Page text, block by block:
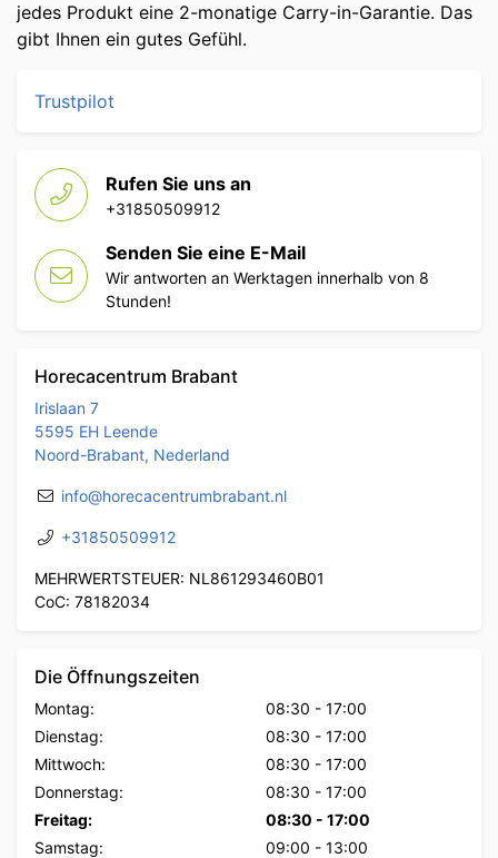
jedes Produkt eine 2-monatige Carry-in-Garantie. Das
gibt Ihnen ein gutes Gefühl.
Trustpilot
Rufen Sie uns an
+31850509912
Senden Sie eine E-Mail
Wir antworten an Werktagen innerhalb von 8
Stunden!
Horecacentrum Brabant
Irislaan 7
5595 EH Leende
Noord-Brabant, Nederland
info@horecacentrumbrabant.nl
+31850509912
MEHRWERTSTEUER: NL861293460B01
CoC: 78182034
Die Öffnungszeiten
Montag: 08:30 - 17:00
Dienstag:
08:30 - 17:00
Mittwoch:
08:30 - 17:00
Donnerstag:
08:30 - 17:00
Freitag:
08:30 - 17:00
Samstag:
09:00 - 13:00